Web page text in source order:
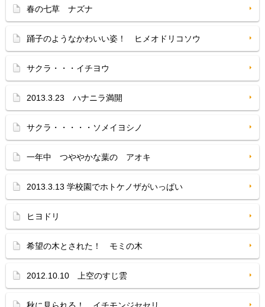
春の七草 ナズナ
踊子のようなかわいい姿！ ヒメオドリコソウ
サクラ・・・イチヨウ
2013.3.23 ハナニラ満開
サクラ・・・・・ソメイヨシノ
一年中 つややかな葉の アオキ
2013.3.13 学校園でホトケノザがいっぱい
ヒヨドリ
希望の木とされた！ モミの木
2012.10.10 上空のすじ雲